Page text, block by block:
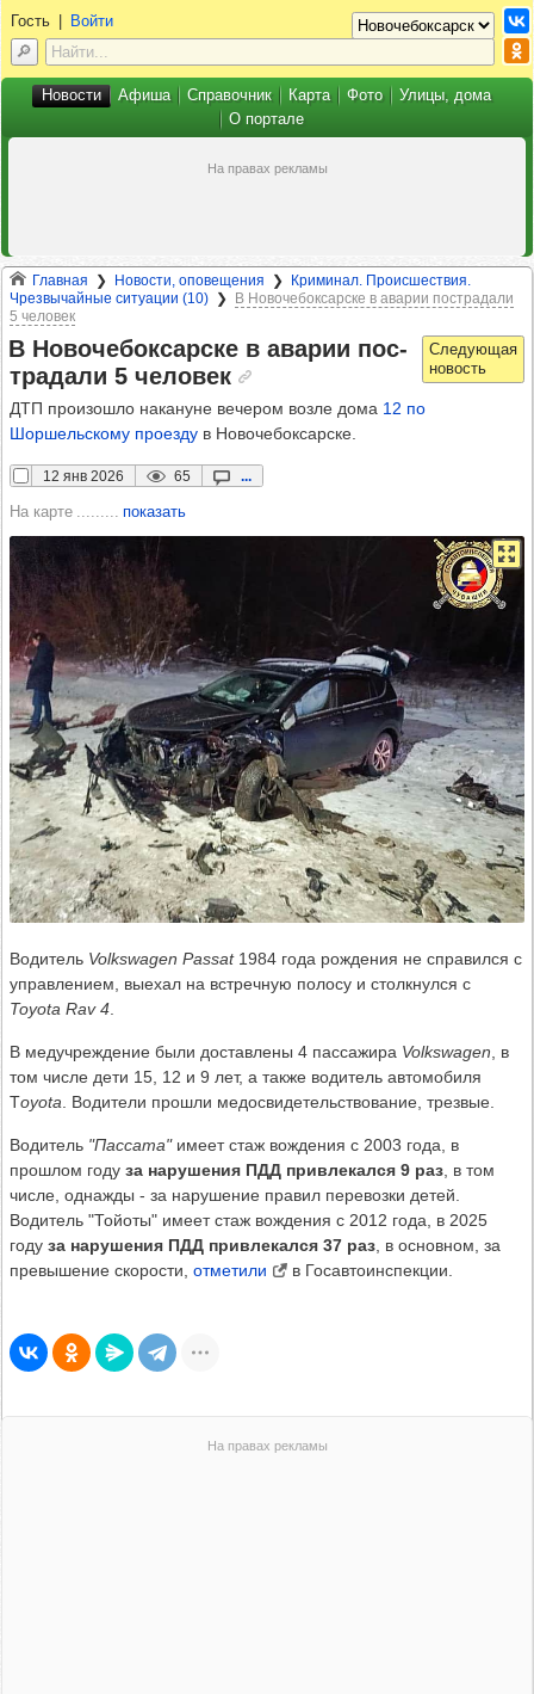
Главная Новости, оповещения
Криминал. Происшествия.
Чрезвычайные ситуации (10)
В Новочебоксарске в аварии пострадали
5 человек
В Ново­че­бок­сар­ске в ава­рии пос­
тра­дали 5 чело­век
ДТП произошло накануне вечером возле дома 12 по
Шоршельскому проезду в Новочебоксарске.
12 янв 2026 65 ...
На карте показать
Водитель Volkswagen Passat1984 года рождения не справился с
управлением, выехал на встречную полосу и столкнулся с
Toyota Rav 4
В медучреждение были доставлены 4 пассажира Volkswagen , в
том числе дети 15, 12 и 9 лет, а также водитель автомобиля
Toyota . Водители прошли медосвидетельствование, трезвые.
Водитель "Пассата"имеет стаж вождения с 2003 года, в
прошлом году за нарушения ПДД привлекался 9 раз , в том
числе, однажды - за нарушение правил перевозки детей.
Водитель "Тойоты" имеет стаж вождения с 2012 года, в 2025
году за нарушения ПДД привлекался 37 раз , в основном, за
превышение скорости, отметили в Госавтоинспекции.
Гость| Войти
Новости Афиша Справочник Карта Фото
Улицы, дома
О портале